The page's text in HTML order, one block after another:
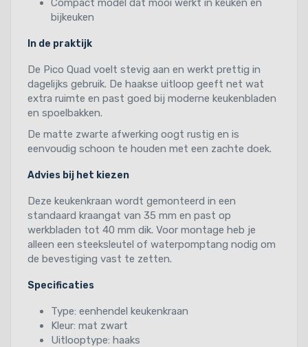
bijkeuken
In de praktijk
De Pico Quad voelt stevig aan en werkt prettig in
dagelijks gebruik. De haakse uitloop geeft net wat
extra ruimte en past goed bij moderne keukenbladen
en spoelbakken.
De matte zwarte afwerking oogt rustig en is
eenvoudig schoon te houden met een zachte doek.
Advies bij het kiezen
Deze keukenkraan wordt gemonteerd in een
standaard kraangat van 35 mm en past op
werkbladen tot 40 mm dik. Voor montage heb je
alleen een steeksleutel of waterpomptang nodig om
de bevestiging vast te zetten.
Specificaties
Type: eenhendel keukenkraan
Kleur: mat zwart
Uitlooptype: haaks